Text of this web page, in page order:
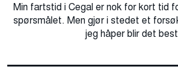
Min fartstid i Cegal er nok for kort tid
spørsmålet. Men gjør i stedet et
jeg håper blir det